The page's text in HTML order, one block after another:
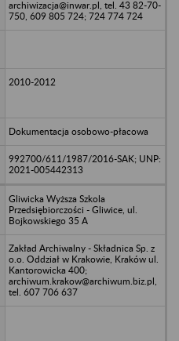
archiwizacja@inwar.pl, tel. 43 82-70-
750, 609 805 724; 724 774 724
2010-2012
Dokumentacja osobowo-płacowa
992700/611/1987/2016-SAK; UNP:
2021-005442313
Gliwicka Wyższa Szkola
Przedsiębiorczości - Gliwice, ul.
Bojkowskiego 35 A
Zakład Archiwalny - Składnica Sp. z
o.o. Oddział w Krakowie, Kraków ul.
Kantorowicka 400;
archiwum.krakow@archiwum.biz.pl,
tel. 607 706 637